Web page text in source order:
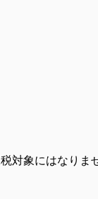
対象にはなりま